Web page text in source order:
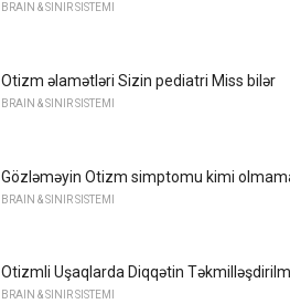
BRAIN & SINIR SISTEMI
Otizm əlamətləri Sizin pediatri Miss bilər
BRAIN & SINIR SISTEMI
Gözləməyin Otizm simptomu kimi
BRAIN & SINIR SISTEMI
Otizmli Uşaqlarda Diqqətin
BRAIN & SINIR SISTEMI